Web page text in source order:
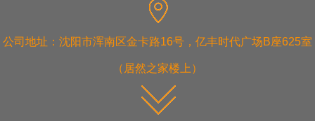
公司地址：沈阳市浑南区金卡路16号，亿丰时代广场B座625室
（居然之家楼上）